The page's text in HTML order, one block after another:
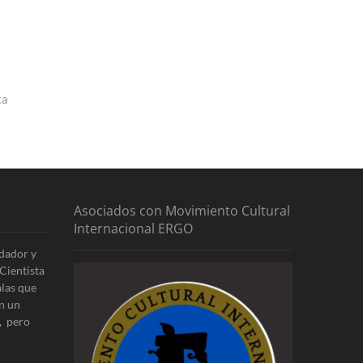
y
que
un
pero
Asociados con Movimiento Cultural
Internacional ERGO